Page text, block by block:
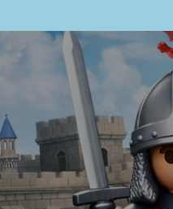
Hauptinhalt
springen